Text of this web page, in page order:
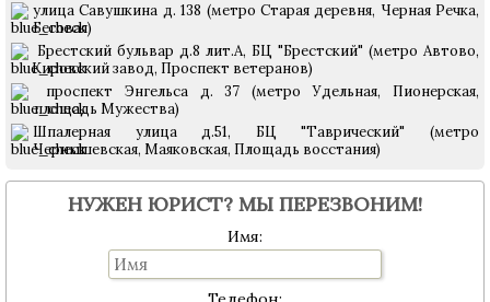
улица Савушкина д. 138 (метро Старая деревня, Черная Речка,
Беговая)
Брестский бульвар д.8 лит.А, БЦ "Брестский" (метро Автово,
Кировский завод, Проспект ветеранов)
проспект Энгельса д. 37 (метро Удельная, Пионерская,
площадь Мужества)
Шпалерная улица д.51, БЦ "Таврический" (метро
Чернышевская, Маяковская, Площадь восстания)
НУЖЕН ЮРИСТ? МЫ ПЕРЕЗВОНИМ!
Имя: